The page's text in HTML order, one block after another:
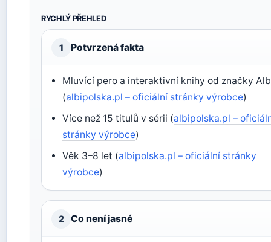
RYCHLÝ PŘEHLED
1 Potvrzená fakta
Mluvící pero a interaktivní knihy od značky
(albipolska.pl – oficiální stránky výrobce)
Více než 15 titulů v sérii (albipolska.pl –
stránky výrobce)
Věk 3–8 let (albipolska.pl – oficiální stránky
výrobce)
2 Co není jasné